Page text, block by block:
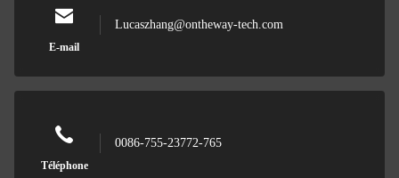
E-mail
Lucaszhang@ontheway-tech.com
Téléphone
0086-755-23772-765